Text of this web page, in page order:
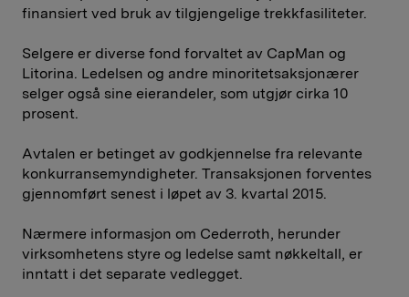
finansiert ved bruk av tilgjengelige trekkfasiliteter.
Selgere er diverse fond forvaltet av CapMan og
Litorina. Ledelsen og andre minoritetsaksjonærer
selger også sine eierandeler, som utgjør cirka 10
prosent.
Avtalen er betinget av godkjennelse fra relevante
konkurransemyndigheter. Transaksjonen forventes
gjennomført senest i løpet av 3. kvartal 2015.
Nærmere informasjon om Cederroth, herunder
virksomhetens styre og ledelse samt nøkkeltall, er
inntatt i det separate vedlegget.